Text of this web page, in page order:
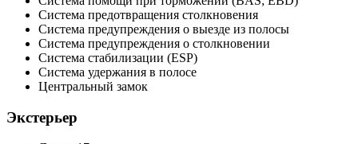
Система предотвращения столкновения
Система предупреждения о выезде из полосы
Система предупреждения о столкновении
Система стабилизации (ESP)
Система удержания в полосе
Центральный замок
Экстерьер